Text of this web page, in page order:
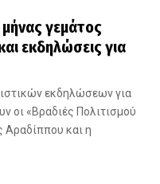
γεμάτος
εκδηλώσεις για
εκδηλώσεων για
οι «Βραδιές Πολιτισμού
Αραδίππου και η